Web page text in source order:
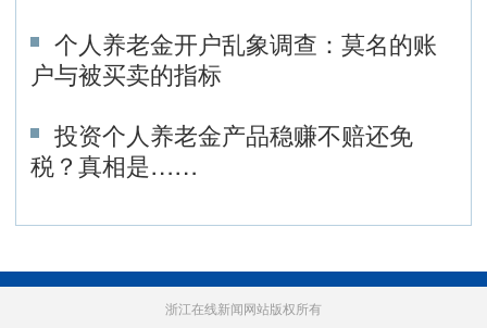
个人养老金开户乱象调查：莫名的账
户与被买卖的指标
投资个人养老金产品稳赚不赔还免
税？真相是……
浙江在线新闻网站版权所有